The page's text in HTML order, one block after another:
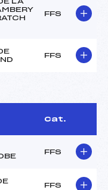
FFS
FFS
Cat.
FFS
FFS